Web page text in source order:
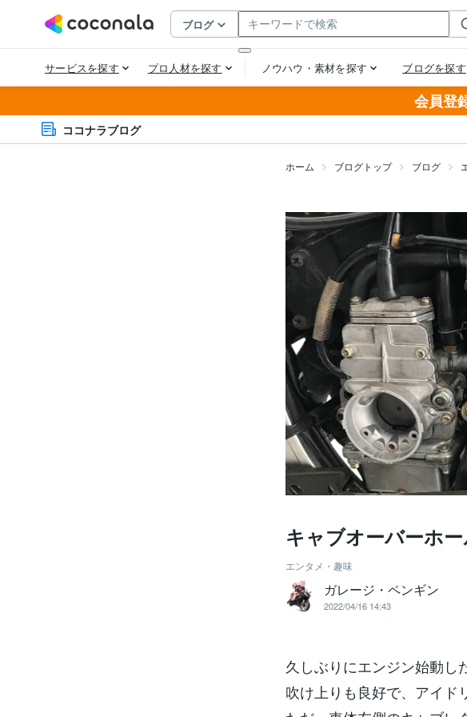
会員登
ココナラブログ
ホーム ブログトップ ブログ
キャブオーバーホ
エンタメ・趣味
ガレージ・ペンギン
2022/04/16 14:43
久しぶりにエンジン始動し
吹け上りも良好で、アイド